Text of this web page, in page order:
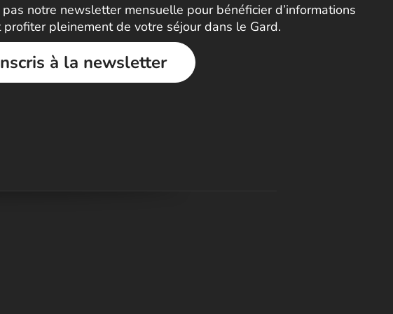
notre newsletter mensuelle pour bénéficier d’informations
profiter pleinement de votre séjour dans le Gard.
à la newsletter